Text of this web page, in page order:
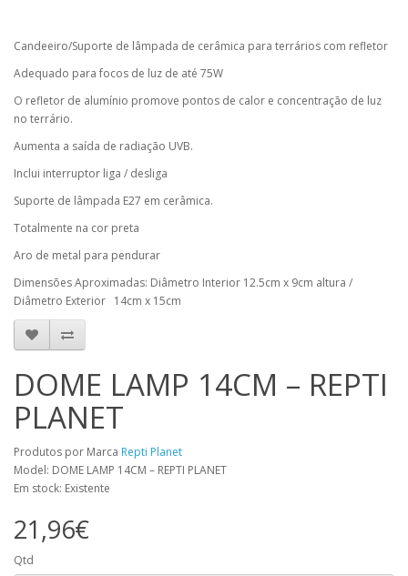
Candeeiro/Suporte de lâmpada de cerâmica para terrários com refletor
Adequado para focos de luz de até 75W
O refletor de alumínio promove pontos de calor e concentração de luz
no terrário.
Aumenta a saída de radiação UVB.
Inclui interruptor liga / desliga
Suporte de lâmpada E27 em cerâmica.
Totalmente na cor preta
Aro de metal para pendurar
Dimensões Aproximadas: Diâmetro Interior 12.5cm x 9cm altura /
Diâmetro Exterior 14cm x 15cm
DOME LAMP 14CM – REPTI
PLANET
Produtos por Marca Repti Planet
Model: DOME LAMP 14CM – REPTI PLANET
Em stock: Existente
21,96€
Qtd